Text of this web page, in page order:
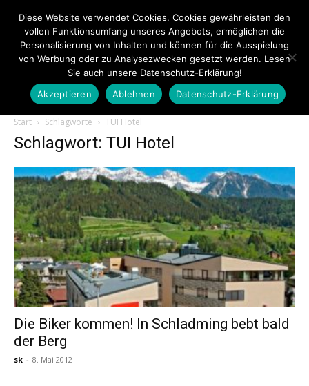
Touristiknews.de
Touristiknews
und
Start Schlagworte TUI Hotel
Schlagwort: TUI Hotel
Die Biker kommen! In Schladming bebt bald
der Berg
sk - 8. Mai 2012
Diese Website verwendet Cookies. Cookies gewährleisten den
vollen Funktionsumfang unseres Angebots, ermöglichen die
Personalisierung von Inhalten und können für die Ausspielung
von Werbung oder zu Analysezwecken gesetzt werden. Lesen
Sie auch unsere Datenschutz-Erklärung!
Akzeptieren
Ablehnen Datenschutz-Erklärung